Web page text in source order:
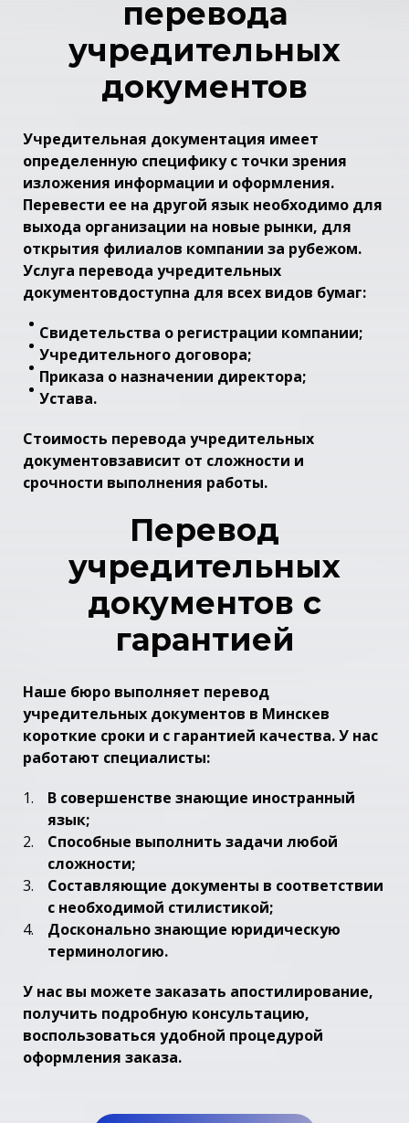
перевода
учредительных
документов
Учредительная документация имеет
определенную специфику с точки зрения
изложения информации и оформления.
Перевести ее на другой язык необходимо для
выхода организации на новые рынки, для
открытия филиалов компании за рубежом.
Услуга перевода учредительных
документовдоступна для всех видов бумаг:
Свидетельства о регистрации компании;
Учредительного договора;
Приказа о назначении директора;
Устава.
Стоимость перевода учредительных
документовзависит от сложности и
срочности выполнения работы.
Перевод
учредительных
документов с
гарантией
Наше бюро выполняет перевод
учредительных документов в Минскев
короткие сроки и с гарантией качества. У нас
работают специалисты:
В совершенстве знающие иностранный
язык;
Способные выполнить задачи любой
сложности;
Составляющие документы в соответствии
с необходимой стилистикой;
Досконально знающие юридическую
терминологию.
У нас вы можете заказать апостилирование,
получить подробную консультацию,
воспользоваться удобной процедурой
оформления заказа.